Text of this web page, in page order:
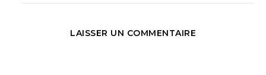
LAISSER UN COMMENTAIRE